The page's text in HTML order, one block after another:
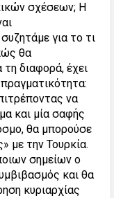
σχέσεων; Η
για το τι
θα
διαφορά, έχει
να
και μία σαφής
θα μπορούσε
με την Τουρκία.
σημείων ο
και θα
κυριαρχίας